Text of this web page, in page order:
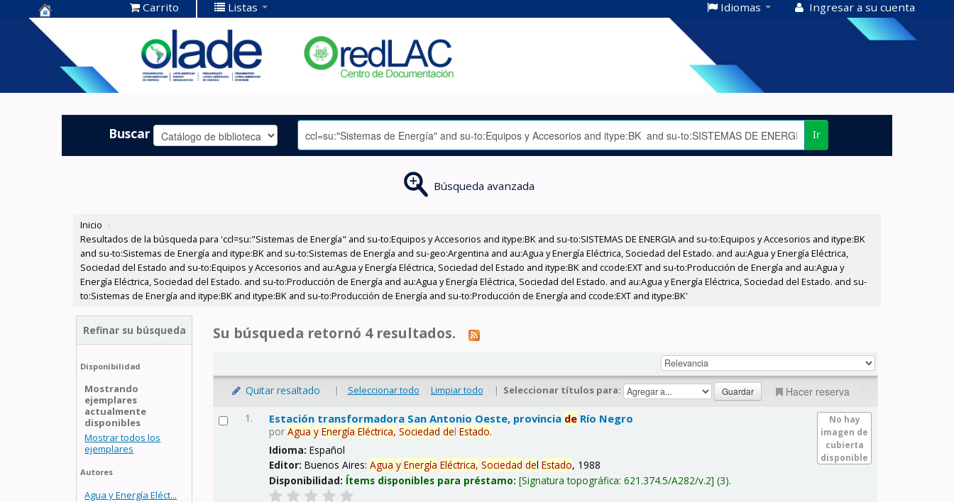
Centro de
Documentación
OLADE -
Carrito Listas Idiomas Ingresar a su cuenta
Buscar Ir
Búsqueda avanzada
Inicio ›
Resultados de la búsqueda para 'ccl=su:"Sistemas de Energía" and su-to:Equipos y Accesorios and itype:BK and su-to:SISTEMAS DE ENERGIA and su-to:Equipos y Accesorios and itype:BK
and su-to:Sistemas de Energía and itype:BK and su-to:Sistemas de Energía and su-geo:Argentina and au:Agua y Energía Eléctrica, Sociedad del Estado. and au:Agua y Energía Eléctrica,
Sociedad del Estado and su-to:Equipos y Accesorios and au:Agua y Energía Eléctrica, Sociedad del Estado and itype:BK and ccode:EXT and su-to:Producción de Energía and au:Agua y
Energía Eléctrica, Sociedad del Estado. and su-to:Producción de Energía and au:Agua y Energía Eléctrica, Sociedad del Estado. and au:Agua y Energía Eléctrica, Sociedad del Estado. and su-
to:Sistemas de Energía and itype:BK and itype:BK and su-to:Producción de Energía and su-to:Producción de Energía and ccode:EXT and itype:BK'
Refinar su búsqueda
Disponibilidad
Mostrando
ejemplares
actualmente
disponibles
Mostrar todos los
ejemplares
Autores
Agua y Energía Eléct...
Su búsqueda retornó 4 resultados.
Quitar resaltado | Seleccionar todo Limpiar todo | Seleccionar títulos para: Hacer reserva
1.
No hay
imagen de
cubierta
disponible
Estación transformadora San Antonio Oeste, provincia de Río Negro
porAgua y Energía Eléctrica, Sociedad delEstado.
Idioma:Español
Editor:Buenos Aires:Agua y Energía Eléctrica, Sociedad delEstado, 1988
Disponibilidad: Ítems disponibles para préstamo: Signatura topográfica:621.374.5/A282/v.2 (3).